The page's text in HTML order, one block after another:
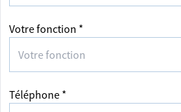
Votre fonction *
Téléphone *